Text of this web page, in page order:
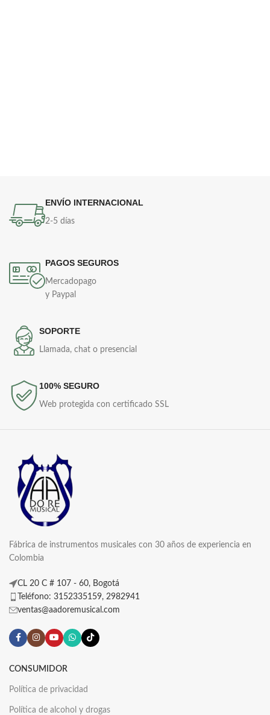
ENVÍO INTERNACIONAL
2-5 días
PAGOS SEGUROS
Mercadopago
y Paypal
SOPORTE
Llamada, chat o presencial
100% SEGURO
Web protegida con certificado SSL
Fábrica de instrumentos musicales con 30 años de experiencia en
Colombia
CL 20 C # 107 - 60, Bogotá
Teléfono: 3152335159, 2982941
ventas@aadoremusical.com
CONSUMIDOR
Política de privacidad
Política de alcohol y drogas